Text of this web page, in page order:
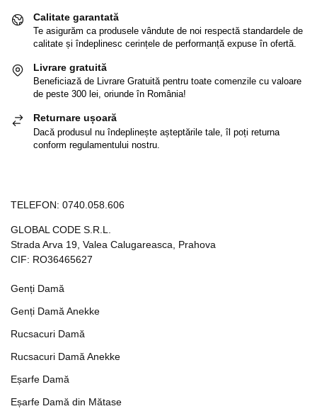
Calitate garantată
Te asigurăm ca produsele vândute de noi respectă standardele de
calitate și îndeplinesc cerințele de performanță expuse în ofertă.
Livrare gratuită
Beneficiază de Livrare Gratuită pentru toate comenzile cu valoare
de peste 300 lei, oriunde în România!
Returnare ușoară
Dacă produsul nu îndeplinește așteptările tale, îl poți returna
conform regulamentului nostru.
TELEFON: 0740.058.606
GLOBAL CODE S.R.L.
Strada Arva 19, Valea Calugareasca, Prahova
CIF: RO36465627
Genți Damă
Genți Damă Anekke
Rucsacuri Damă
Rucsacuri Damă Anekke
Eșarfe Damă
Eșarfe Damă din Mătase